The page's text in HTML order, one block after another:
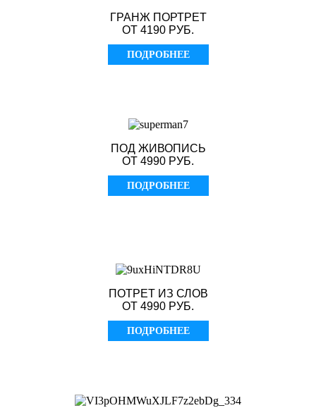
ГРАНЖ ПОРТРЕТ
ОТ 4190 РУБ.
ПОДРОБНЕЕ
ПОД ЖИВОПИСЬ
ОТ 4990 РУБ.
ПОДРОБНЕЕ
ПОТРЕТ ИЗ СЛОВ
ОТ 4990 РУБ.
ПОДРОБНЕЕ